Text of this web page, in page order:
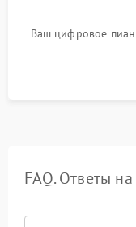
Ваш цифровое
FAQ. Ответы